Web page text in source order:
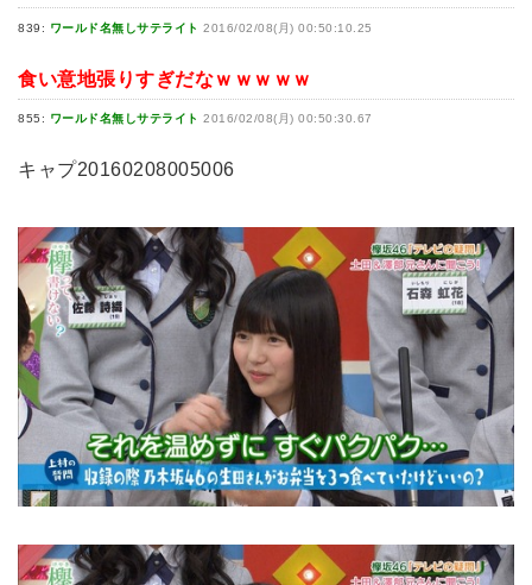
839: ワールド名無しサテライト 2016/02/08(月) 00:50:10.25
食い意地張りすぎだなｗｗｗｗｗ
855: ワールド名無しサテライト 2016/02/08(月) 00:50:30.67
キャプ20160208005006